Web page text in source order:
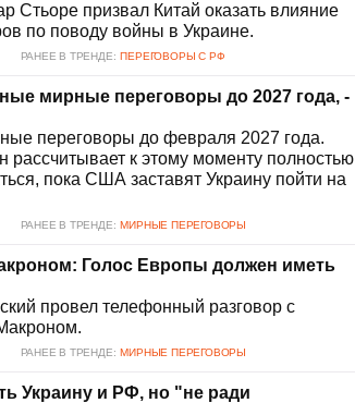
Стьоре призвал Китай оказать влияние
по поводу войны в Украине.
РАНЕЕ В ТРЕНДЕ: ПЕРЕГОВОРЫ С РФ
мирные переговоры до 2027 года, -
переговоры до февраля 2027 года.
рассчитывает к этому моменту полностью
пока США заставят Украину пойти на
РАНЕЕ В ТРЕНДЕ: МИРНЫЕ ПЕРЕГОВОРЫ
Голос Европы должен иметь
провел телефонный разговор с
РАНЕЕ В ТРЕНДЕ: МИРНЫЕ ПЕРЕГОВОРЫ
Украину и РФ, но "не ради